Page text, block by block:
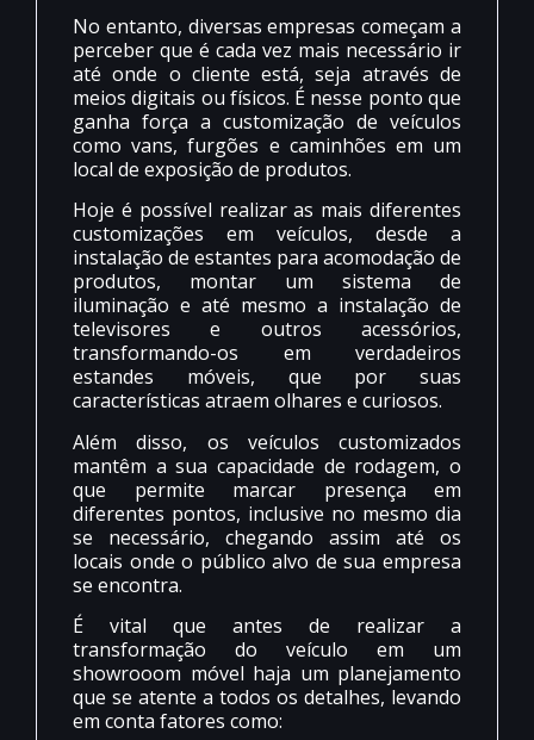
No entanto, diversas empresas começam a
perceber que é cada vez mais necessário ir
até onde o cliente está, seja através de
meios digitais ou físicos. É nesse ponto que
ganha força a customização de veículos
como vans, furgões e caminhões em um
local de exposição de produtos.
Hoje é possível realizar as mais diferentes
customizações em veículos, desde a
instalação de estantes para acomodação de
produtos, montar um sistema de
iluminação e até mesmo a instalação de
televisores e outros acessórios,
transformando-os em verdadeiros
estandes móveis, que por suas
características atraem olhares e curiosos.
Além disso, os veículos customizados
mantêm a sua capacidade de rodagem, o
que permite marcar presença em
diferentes pontos, inclusive no mesmo dia
se necessário, chegando assim até os
locais onde o público alvo de sua empresa
se encontra.
É vital que antes de realizar a
transformação do veículo em um
showrooom móvel haja um planejamento
que se atente a todos os detalhes, levando
em conta fatores como: